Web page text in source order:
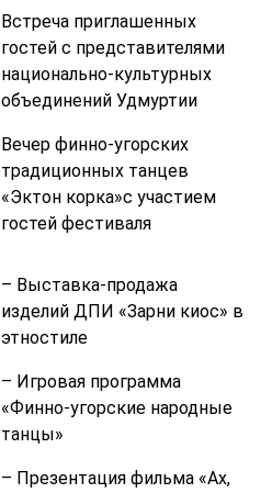
Встреча приглашенных
гостей с представителями
национально-культурных
объединений Удмуртии
Вечер финно-угорских
традиционных танцев
«Эктон корка»с участием
гостей фестиваля
– Выставка-продажа
изделий ДПИ «Зарни киос» в
этностиле
– Игровая программа
«Финно-угорские народные
танцы»
– Презентация фильма «Ах,